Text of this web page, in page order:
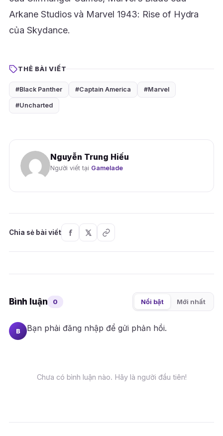
Arkane Studios và Marvel 1943: Rise of Hydra
của Skydance.
THẺ BÀI VIẾT
#Black Panther #Captain America #Marvel
#Uncharted
Nguyễn Trung Hiếu
Người viết tại Gamelade
Chia sẻ bài viết
Bình luận 0 Nổi bật Mới nhất
B Bạn phải đăng nhập để gửi phản hồi.
Chưa có bình luận nào. Hãy là người đầu tiên!